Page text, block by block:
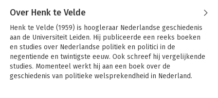
Over Henk te Velde
Henk te Velde (1959) is hoogleraar Nederlandse geschiedenis
aan de Universiteit Leiden. Hij publiceerde een reeks boeken
en studies over Nederlandse politiek en politici in de
negentiende en twintigste eeuw. Ook schreef hij vergelijkende
studies. Momenteel werkt hij aan een boek over de
geschiedenis van politieke welsprekendheid in Nederland.